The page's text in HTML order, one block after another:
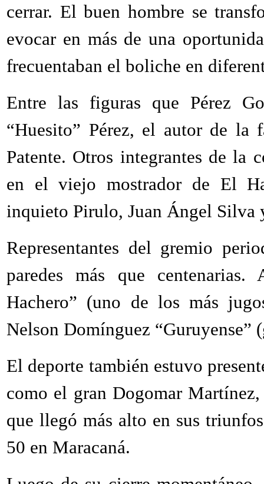
cerrar. El buen hombre se
evocar en más de una
frecuentaban el boliche en
Entre las figuras que Pérez
“Huesito” Pérez, el autor de la
Patente. Otros integrantes de la
en el viejo mostrador de El
inquieto Pirulo, Juan Ángel Silva
Representantes del gremio
paredes más que
Hachero” (uno de los más
Nelson Domínguez “Guruyense”
El deporte también estuvo
como el gran Dogomar
que llegó más alto en sus
50 en Maracaná.